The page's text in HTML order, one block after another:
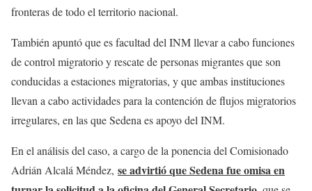
fronteras de todo el territorio nacional.
También apuntó que es facultad del INM llevar a cabo funciones
de control migratorio y rescate de personas migrantes que son
conducidas a estaciones migratorias, y que ambas instituciones
llevan a cabo actividades para la contención de flujos migratorios
irregulares, en las que Sedena es apoyo del INM.
En el análisis del caso, a cargo de la ponencia del Comisionado
Adrián Alcalá Méndez, se advirtió que Sedena fue omisa en